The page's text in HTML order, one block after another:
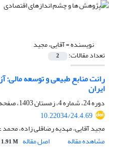
نویسنده =آقایی، مجید
تعداد مقالات: 2
رانت منابع طبیعی و توسعه مالی:
ایران
دوره 24، شماره 4، زمستان 1403، صفحه
10.22034/24.4.69
مجید آقایی، مهدیه رضاقلی زاده،
مشاهده مقاله
اصل مقاله 1.91 M